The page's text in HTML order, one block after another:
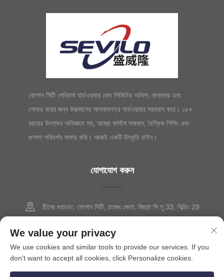
ফোশান সিটি সেভিলো হার্ডওয়্যার কোং লিমিটেড অফিস, রান্নাঘর এবং
শোবার ঘরের জন্য উচ্চমানের আসবাবপত্র হার্ডওয়্যার সরবরাহ করে। ১৫+
বছরের উৎপাদন অভিজ্ঞতা সহ, আমরা কাস্টম সমাধান, বৈশ্বিক শিপিং এবং
গুণগত পরিদর্শন অফার করি। আজই একটি উদ্ধৃতি চাইন।
যোগাযোগ করুন
চীনের গুয়াংডং, ফোশান সিটি, চাঞ্চেং জেলা, জিহুয়া সি লু 33, বিল্ডিং 29
+86-13630015425
[email protected]
We value your privacy
We use cookies and similar tools to provide our services. If you
don't want to accept all cookies, click Personalize cookies.